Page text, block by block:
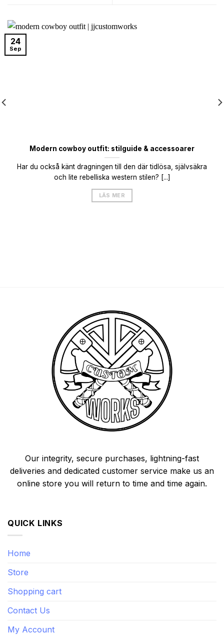
Modern cowboy outfit: stilguide & accessoarer
Har du också känt dragningen till den där tidlösa, självsäkra
och lite rebelliska western stilen? [...]
LÄS MER
24
Sep
Our integrity, secure purchases, lightning-fast
deliveries and dedicated customer service make us an
online store you will return to time and time again.
QUICK LINKS
Home
Store
Shopping cart
Contact Us
My Account